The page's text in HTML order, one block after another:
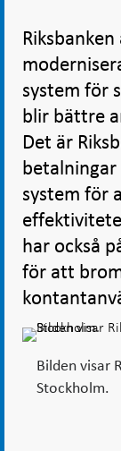
system för
blir bättre
Det är
betalningar
system för
har också
för att
Bilden visar
Stockholm.